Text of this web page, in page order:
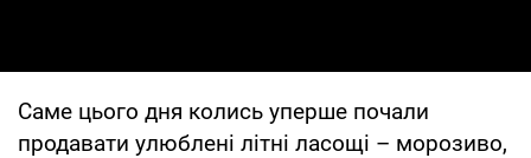
Саме цього дня колись уперше почали
продавати улюблені літні ласощі – морозиво,